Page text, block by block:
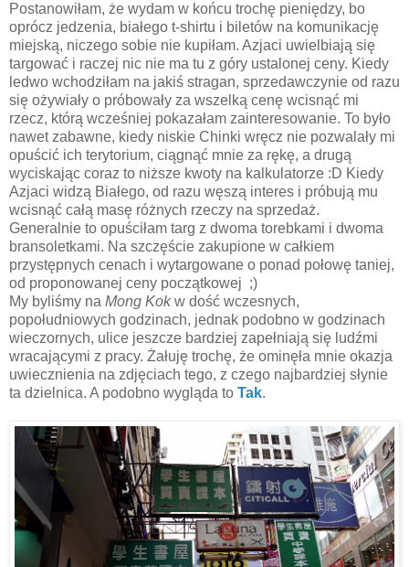
Postanowiłam, że wydam w końcu trochę pieniędzy, bo
oprócz jedzenia, białego t-shirtu i biletów na komunikację
miejską, niczego sobie nie kupiłam. Azjaci uwielbiają się
targować i raczej nic nie ma tu z góry ustalonej ceny. Kiedy
ledwo wchodziłam na jakiś stragan, sprzedawczynie od razu
się ożywiały o próbowały za wszelką cenę wcisnąć mi
rzecz, którą wcześniej pokazałam zainteresowanie. To było
nawet zabawne, kiedy niskie Chinki wręcz nie pozwalały mi
opuścić ich terytorium, ciągnąć mnie za rękę, a drugą
wyciskając coraz to niższe kwoty na kalkulatorze :D Kiedy
Azjaci widzą Białego, od razu węszą interes i próbują mu
wcisnąć całą masę różnych rzeczy na sprzedaż.
Generalnie to opuściłam targ z dwoma torebkami i dwoma
bransoletkami. Na szczęście zakupione w całkiem
przystępnych cenach i wytargowane o ponad połowę taniej,
od proponowanej ceny początkowej ;)
My byliśmy na Mong Kokw dość wczesnych,
popołudniowych godzinach, jednak podobno w godzinach
wieczornych, ulice jeszcze bardziej zapełniają się ludźmi
wracającymi z pracy. Żałuję trochę, że ominęła mnie okazja
uwiecznienia na zdjęciach tego, z czego najbardziej słynie
ta dzielnica. A podobno wygląda to Tak.